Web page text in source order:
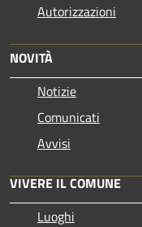
Autorizzazioni
NOVITÀ
Notizie
Comunicati
Avvisi
VIVERE IL COMUNE
Luoghi